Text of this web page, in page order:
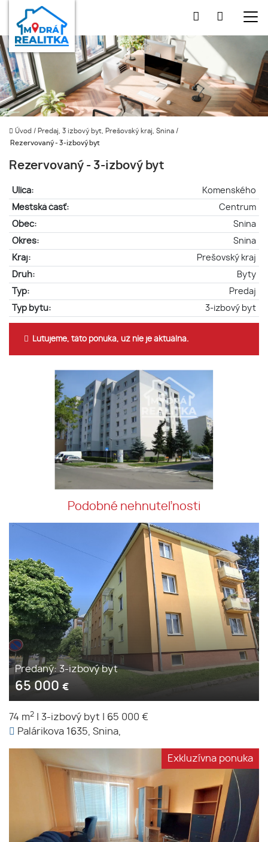
Úvod / Predaj, 3 izbový byt, Prešovský kraj, Snina /
Rezervovaný - 3-izbový byt
Rezervovaný - 3-izbový byt
Ulica:
Komenského
Mestská časť:
Centrum
Obec:
Snina
Okres:
Snina
Kraj:
Prešovský kraj
Druh:
Byty
Typ:
Predaj
Typ bytu:
3-izbový byt
Ľutujeme, táto ponuka, už nie je aktuálna.
Podobné nehnuteľnosti
Predaný: 3-izbový byt
65 000 €
74 m2 3-izbový byt
65 000 €
Palárikova 1635, Snina,
Exkluzívna ponuka